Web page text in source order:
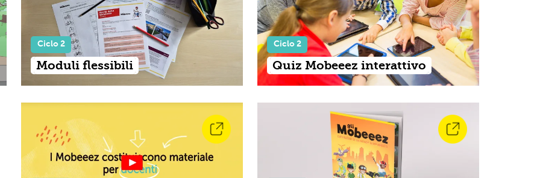
Ciclo 2
Moduli flessibili
Ciclo 2
Quiz Mobeeez interattivo